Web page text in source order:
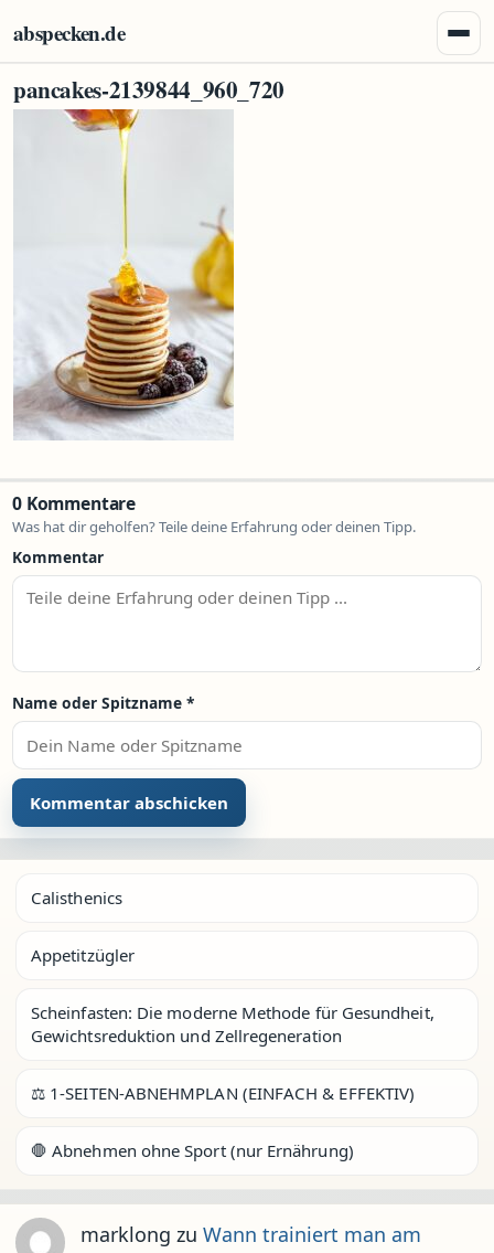
abspecken.de
pancakes-2139844_960_720
0 Kommentare
Was hat dir geholfen? Teile deine Erfahrung oder deinen Tipp.
Kommentar
Name oder Spitzname *
Calisthenics
Appetitzügler
Scheinfasten: Die moderne Methode für Gesundheit,
Gewichtsreduktion und Zellregeneration
⚖️ 1-SEITEN-ABNEHMPLAN (EINFACH & EFFEKTIV)
🛑 Abnehmen ohne Sport (nur Ernährung)
marklong zu Wann trainiert man am